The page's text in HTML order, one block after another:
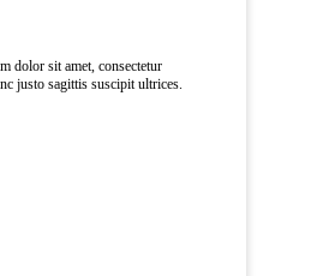
dolor sit amet, consectetur
justo sagittis suscipit ultrices.